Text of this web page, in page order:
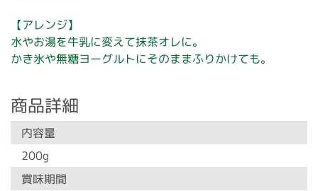
【アレンジ】
水やお湯を牛乳に変えて抹茶オレに。
かき氷や無糖ヨーグルトにそのままふりかけても。
商品詳細
内容量
200g
賞味期間